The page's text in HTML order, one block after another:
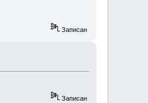
Записан
Записан